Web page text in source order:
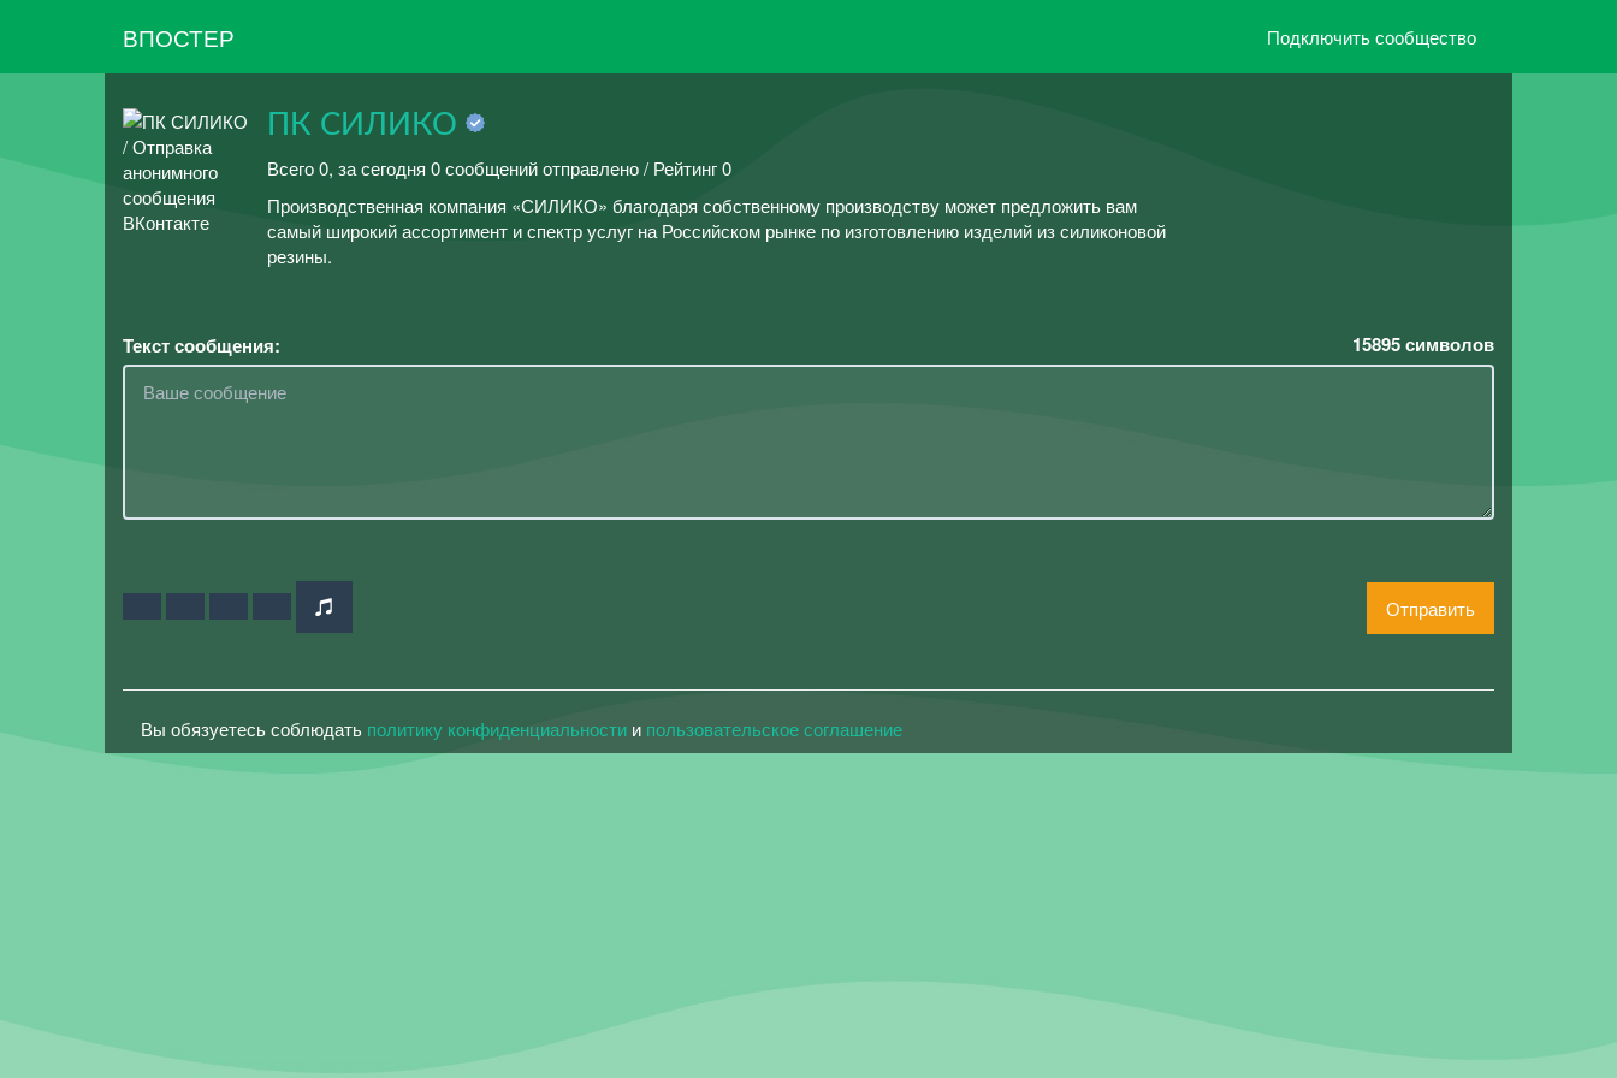
ВПОСТЕР Подключить сообщество
ПК СИЛИКО
Всего 0, за сегодня 0 сообщений отправлено / Рейтинг 0
Производственная компания «СИЛИКО» благодаря собственному производству может предложить вам
самый широкий ассортимент и спектр услуг на Российском рынке по изготовлению изделий из силиконовой
резины.
Текст сообщения: 15895символов
Отправить
Вы обязуетесь соблюдать политику конфиденциальности и пользовательское соглашение